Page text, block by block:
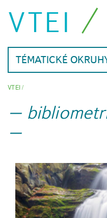
VTEI
TÉMATICKÉ
VTEI/